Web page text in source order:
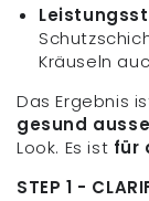
Kräuseln
Das Ergebnis
gesund
Look. Es ist für
STEP 1 -